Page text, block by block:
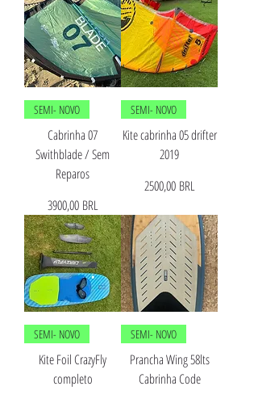
SEMI- NOVO
Cabrinha 07
Swithblade / Sem
Reparos
Precio
3900,00 BRL
SEMI- NOVO
Kite cabrinha 05 drifter
2019
Precio
2500,00 BRL
SEMI- NOVO
Kite Foil CrazyFly
completo
SEMI- NOVO
Prancha Wing 58lts
Cabrinha Code